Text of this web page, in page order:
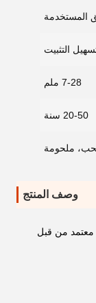
المستخدمة
التثبيت
7-28 ملم
20-50 سنة
ملحومة
وصف المنتج
من قبل